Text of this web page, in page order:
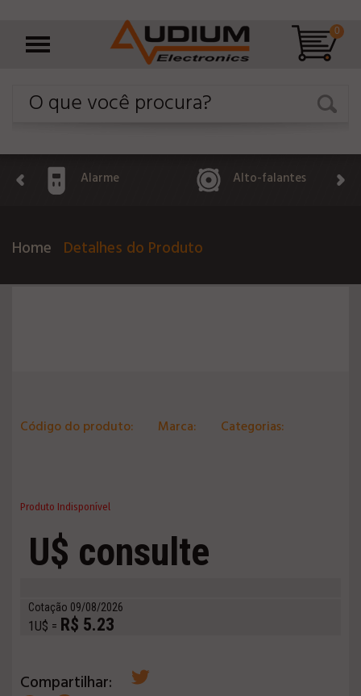
0
Alarme Alto-falantes
Home Detalhes do Produto
Código do produto: Marca: Categorias:
Produto Indisponível
U$ consulte
Cotação 09/08/2026
1U$ = R$ 5.23
Compartilhar: